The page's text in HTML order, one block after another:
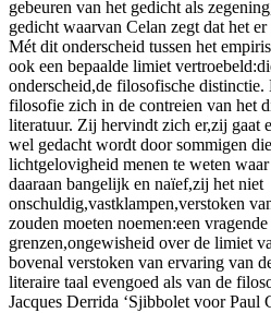
gebeuren van het gedicht als
gedicht waarvan Celan zegt dat het
Mét dit onderscheid tussen het
ook een bepaalde limiet
onderscheid,de filosofische
filosofie zich in de contreien van het
literatuur. Zij hervindt zich er,zij gaat
wel gedacht wordt door sommigen
lichtgelovigheid menen te weten
daaraan bangelijk en naïef,zij het niet
onschuldig,vastklampen,verstoken
zouden moeten noemen:een
grenzen,ongewisheid over de limiet
bovenal verstoken van ervaring van
literaire taal evengoed als van de
Jacques Derrida ‘Sjibbolet voor Paul